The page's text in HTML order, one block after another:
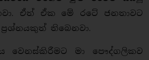
ඒත් ඒක මේ රටේ ජනතාවට
තිබෙනවා.
වෙනස්කිරීමට මා පෞද්ගලිකව